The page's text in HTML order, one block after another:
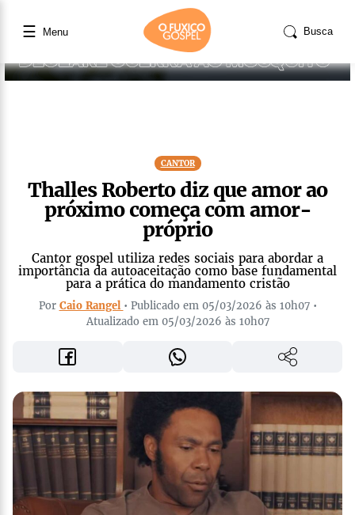
☰ Menu Busca
CANTOR
Thalles Roberto diz que amor ao
próximo começa com amor-
próprio
Cantor gospel utiliza redes sociais para abordar a
importância da autoaceitação como base fundamental
para a prática do mandamento cristão
Por Caio Rangel • Publicado em 05/03/2026 às 10h07 •
Atualizado em 05/03/2026 às 10h07